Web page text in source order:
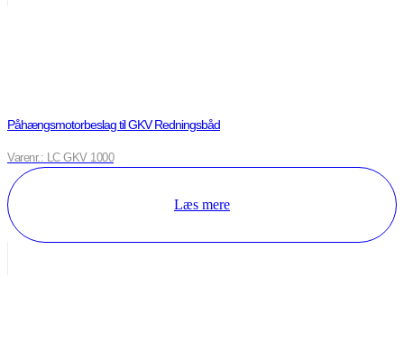
Påhængsmotorbeslag til GKV Redningsbåd
Varenr.: LC GKV 1000
Læs mere